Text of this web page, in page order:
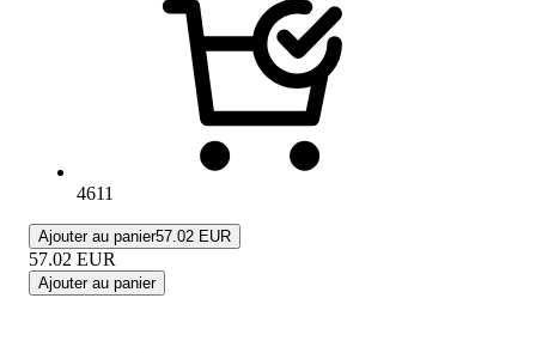
4611
Ajouter au panier57.02 EUR
57.02 EUR
Ajouter au panier